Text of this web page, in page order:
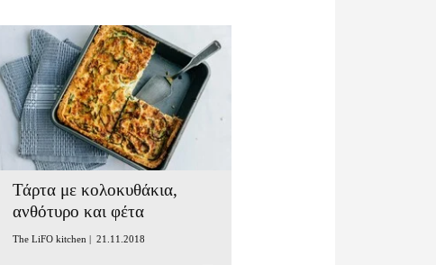
Τάρτα με κολοκυθάκια,
ανθότυρο και φέτα
The LiFO kitchen | 21.11.2018